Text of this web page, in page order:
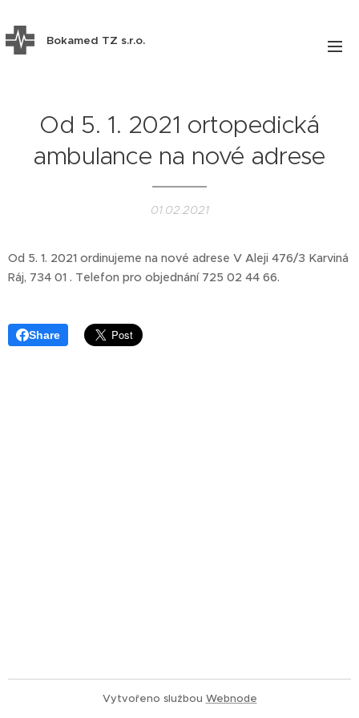
Bokamed TZ s.r.o.
Od 5. 1. 2021 ortopedická
ambulance na nové adrese
01.02.2021
Od 5. 1. 2021 ordinujeme na nové adrese V Aleji 476/3 Karviná
Ráj, 734 01 . Telefon pro objednání 725 02 44 66.
Share
Vytvořeno službou Webnode